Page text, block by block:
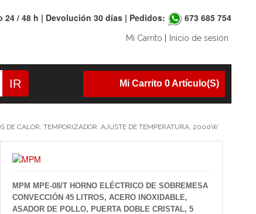
24 / 48 h | Devolución 30 días | Pedidos: 673 685 754
Mi Carrito Inicio de sesión
Mi Carrito 0 Artículo(s)
IR
DE CALOR, TEMPORIZADOR, AJUSTE DE TEMPERATURA, 2000W
MPM MPE-08/T HORNO ELÉCTRICO DE SOBREMESA
CONVECCIÓN 45 LITROS, ACERO INOXIDABLE,
ASADOR DE POLLO, PUERTA DOBLE CRISTAL, 5